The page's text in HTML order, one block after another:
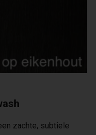
zachte, subtiele